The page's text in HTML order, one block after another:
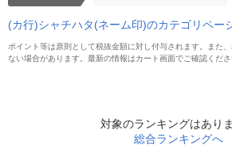
(カ行)シャチハタ(ネーム印)のカテゴリペー
ポイント等は原則として税抜金額に対し付与されます。また
ない場合があります。最新の情報はカート画面でご確認くださ
対象のランキングはあり
総合ランキングへ